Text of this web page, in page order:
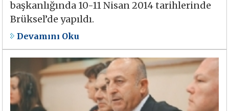
başkanlığında 10-11 Nisan 2014 tarihlerinde
Brüksel’de yapıldı.
Devamını Oku